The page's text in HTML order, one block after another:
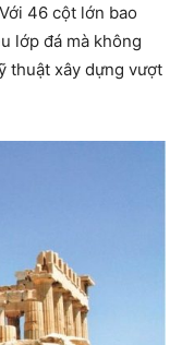
46 cột lớn bao
lớp đá mà không
thuật xây dựng vượt